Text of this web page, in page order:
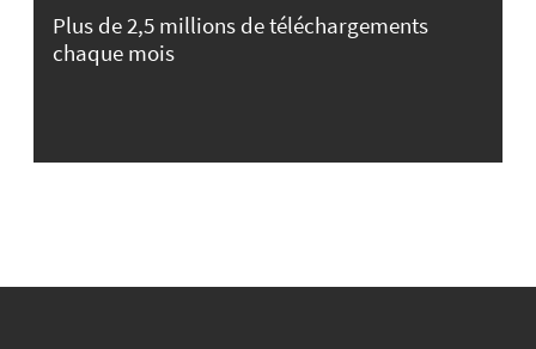
Plus de 2,5 millions de téléchargements
chaque mois